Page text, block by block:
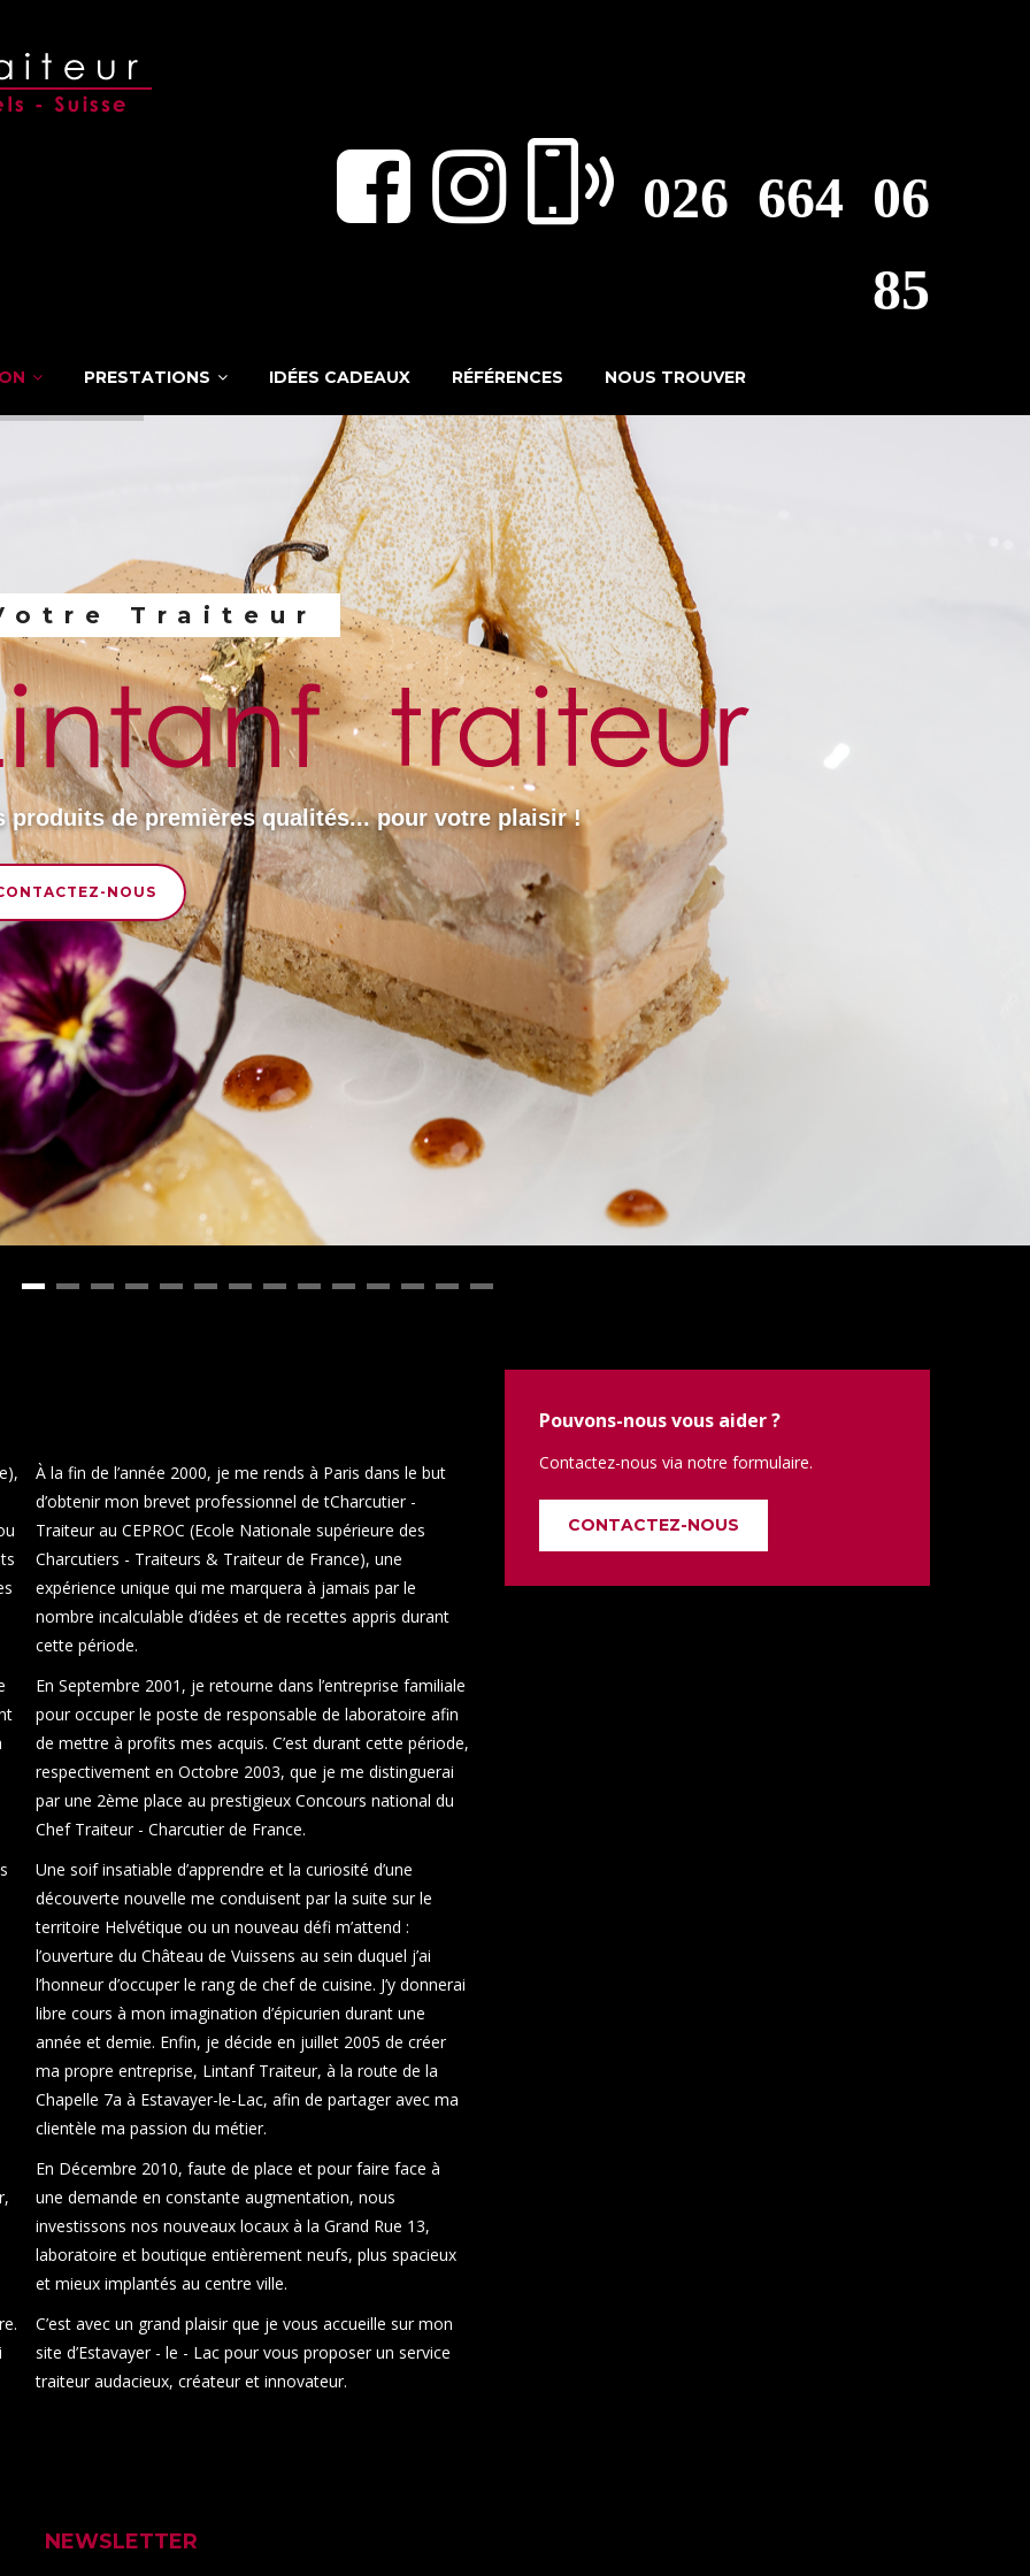
026 664 06
85
PRESTATIONS IDÉES CADEAUX RÉFÉRENCES NOUS TROUVER
Traiteur
produits de premières qualités... pour votre plaisir !
NOUS
À la fin de l’année 2000, je me rends à Paris dans le but
d’obtenir mon brevet professionnel de tCharcutier -
Traiteur au CEPROC (Ecole Nationale supérieure des
Charcutiers - Traiteurs & Traiteur de France), une
expérience unique qui me marquera à jamais par le
nombre incalculable d’idées et de recettes appris durant
cette période.
En Septembre 2001, je retourne dans l’entreprise familiale
pour occuper le poste de responsable de laboratoire afin
de mettre à profits mes acquis. C’est durant cette période,
respectivement en Octobre 2003, que je me distinguerai
par une 2ème place au prestigieux Concours national du
Chef Traiteur - Charcutier de France.
Une soif insatiable d’apprendre et la curiosité d’une
découverte nouvelle me conduisent par la suite sur le
territoire Helvétique ou un nouveau défi m’attend :
l’ouverture du Château de Vuissens au sein duquel j’ai
l’honneur d’occuper le rang de chef de cuisine. J’y donnerai
libre cours à mon imagination d’épicurien durant une
année et demie. Enfin, je décide en juillet 2005 de créer
ma propre entreprise, Lintanf Traiteur, à la route de la
Chapelle 7a à Estavayer-le-Lac, afin de partager avec ma
clientèle ma passion du métier.
En Décembre 2010, faute de place et pour faire face à
une demande en constante augmentation, nous
investissons nos nouveaux locaux à la Grand Rue 13,
laboratoire et boutique entièrement neufs, plus spacieux
et mieux implantés au centre ville.
C’est avec un grand plaisir que je vous accueille sur mon
site d’Estavayer - le - Lac pour vous proposer un service
traiteur audacieux, créateur et innovateur.
Pouvons-nous vous aider ?
Contactez-nous via notre formulaire.
CONTACTEZ-NOUS
NEWSLETTER